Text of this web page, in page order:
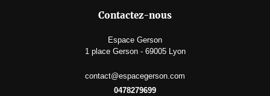
Contactez-nous
Espace Gerson
1 place Gerson - 69005 Lyon
contact@espacegerson.com
0478279699